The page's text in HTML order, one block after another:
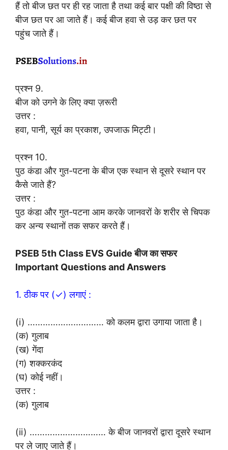
हैं तो बीज छत पर ही रह जाता है तथा कई बार पक्षी की विष्ठा से
बीज छत पर आ जाते हैं। कई बीज हवा से उड़ कर छत पर
पहुंच जाते हैं।
प्रश्न 9.
बीज को उगने के लिए क्या ज़रूरी
उत्तर :
हवा, पानी, सूर्य का प्रकाश, उपजाऊ मिट्टी।
प्रश्न 10.
पुठ कंडा और गुत-पटना के बीज एक स्थान से दूसरे स्थान पर
कैसे जाते हैं?
उत्तर :
पुठ कंडा और गुत-पटना आम करके जानवरों के शरीर से चिपक
कर अन्य स्थानों तक सफर करते हैं।
PSEB 5th Class EVS Guide बीज का सफर
Important Questions and Answers
1. ठीक पर (✓) लगाएं :
(i) ………………………… को कलम द्वारा उगाया जाता है।
(क) गुलाब
(ख) गेंदा
(ग) शक्करकंद
(घ) कोई नहीं।
उत्तर :
(क) गुलाब
(ii) ………………………… के बीज जानवरों द्वारा दूसरे स्थान
पर ले जाए जाते हैं।